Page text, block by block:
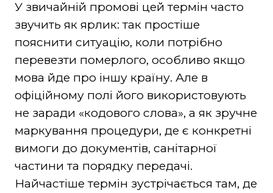
У звичайній промові цей термін часто
звучить як ярлик: так простіше
пояснити ситуацію, коли потрібно
перевезти померлого, особливо якщо
мова йде про іншу країну. Але в
офіційному полі його використовують
не заради «кодового слова», а як зручне
маркування процедури, де є конкретні
вимоги до документів, санітарної
частини та порядку передачі.
Найчастіше термін зустрічається там, де